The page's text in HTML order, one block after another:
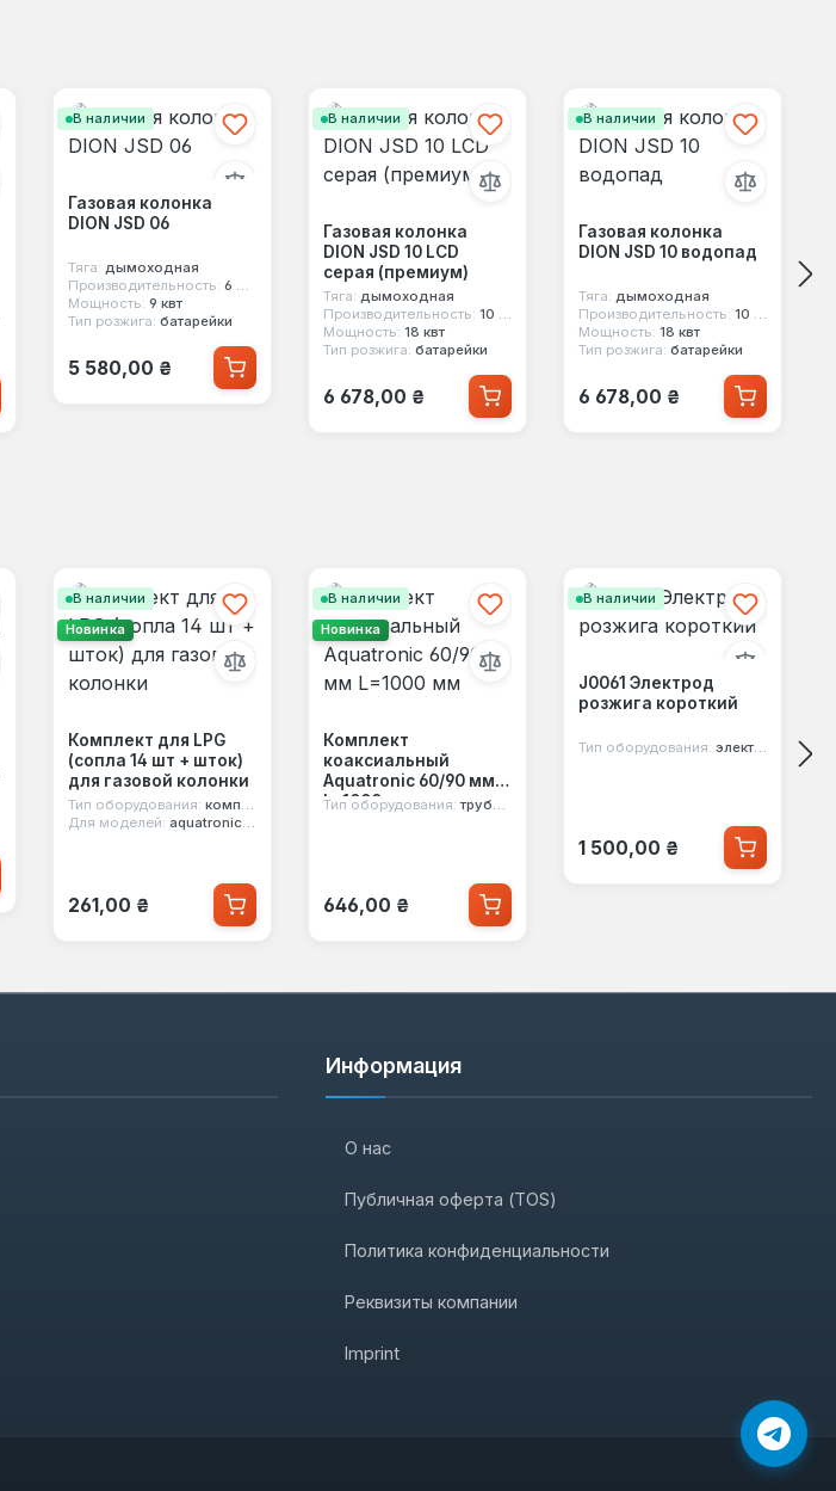
В наличии
Газовая колонка
DION JSD 06
Тяга: дымоходная
Производительность: 6 л/мин
Мощность: 9 квт
Тип розжига: батарейки
Обычная цена:
5 580,00 ₴
В наличии
Газовая колонка
DION JSD 10 LCD
серая (премиум)
Тяга: дымоходная
Производительность: 10 л/мин
Мощность: 18 квт
Тип розжига: батарейки
Обычная цена:
6 678,00 ₴
В наличии
Газовая колонка
DION JSD 10 водопад
Тяга: дымоходная
Производительность: 10 л/мин
Мощность: 18 квт
Тип розжига: батарейки
Обычная цена:
6 678,00 ₴
В наличии
Новинка
Комплект для LPG
(сопла 14 шт + шток)
для газовой колонки
Тип оборудования: комплект под lpg
Для моделей: aquatronic, thermo alliance
Обычная цена:
261,00 ₴
В наличии
Новинка
Комплект
коаксиальный
Aquatronic 60/90 мм
L=1000 мм
Тип оборудования: труба коаксиальная
Обычная цена:
646,00 ₴
В наличии
J0061 Электрод
розжига короткий
Тип оборудования: электрод
Обычная цена:
1 500,00 ₴
Информация
О нас
Публичная оферта (TOS)
Политика конфиденциальности
Реквизиты компании
Imprint